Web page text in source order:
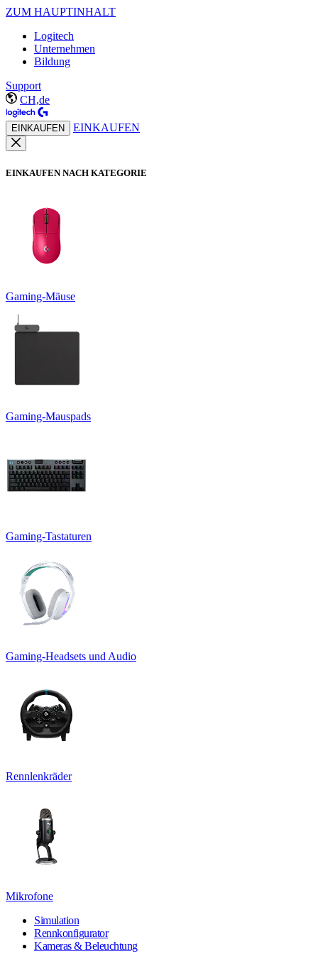
ZUM HAUPTINHALT
Logitech
Unternehmen
Bildung
Support
CH,de
EINKAUFEN EINKAUFEN
EINKAUFEN NACH KATEGORIE
Gaming-Mäuse
Gaming-Mauspads
Gaming-Tastaturen
Gaming-Headsets und Audio
Rennlenkräder
Mikrofone
Simulation
Rennkonfigurator
Kameras & Beleuchtung